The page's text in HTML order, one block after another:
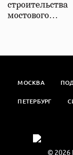
строительства
мостового…
МОСКВА
ПЕТЕРБУРГ
© 2026